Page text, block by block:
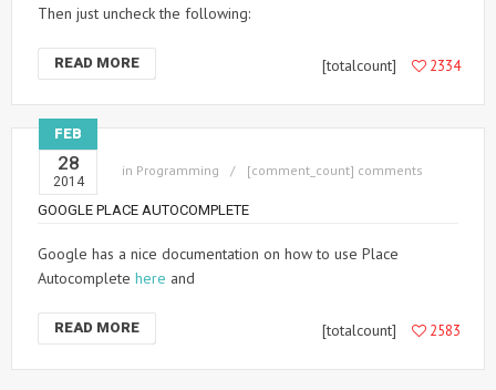
Then just uncheck the following:
READ MORE [totalcount] 2334
FEB
28
2014
in Programming [comment_count] comments
GOOGLE PLACE AUTOCOMPLETE
Google has a nice documentation on how to use Place
Autocomplete here and
READ MORE [totalcount] 2583